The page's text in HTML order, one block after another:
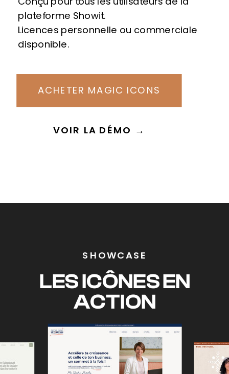
ACHETER MAGIC ICONS
plateforme Showit.
Licences personnelle ou commerciale
disponible.
VOIR LA DÉMO →
LES ICÔNES EN
ACTION
SHOWCASE